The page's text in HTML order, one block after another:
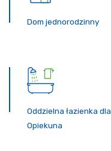
Dom jednorodzinny
Oddzielna łazienka dla
Opiekuna